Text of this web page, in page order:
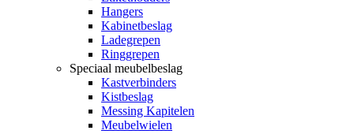
Hangers
Kabinetbeslag
Ladegrepen
Ringgrepen
Speciaal meubelbeslag
Kastverbinders
Kistbeslag
Messing Kapitelen
Meubelwielen